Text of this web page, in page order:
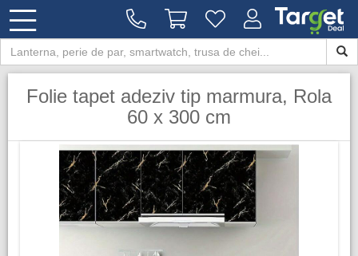
Folie tapet adeziv tip marmura, Rola
60 x 300 cm